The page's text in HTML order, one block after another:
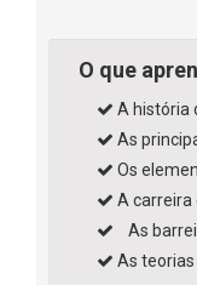
O que
A história
As
Os
A carreira
As
As teorias